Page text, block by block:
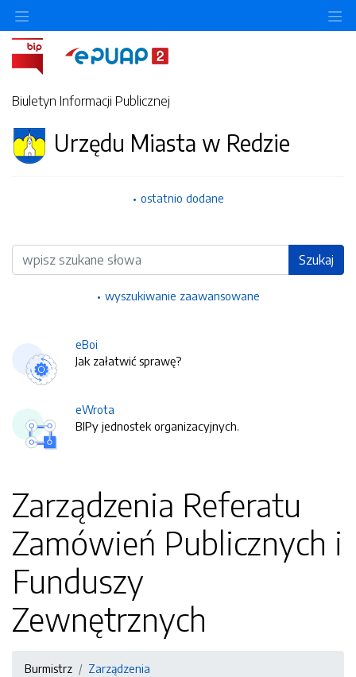
Biuletyn Informacji Publicznej
Urzędu Miasta w Redzie
ostatnio dodane
Wyszukiwarka Szukaj
wyszukiwanie zaawansowane
eBoi
Jak załatwić sprawę?
eWrota
BIPy jednostek organizacyjnych.
Zarządzenia Referatu
Zamówień Publicznych i
Funduszy
Zewnętrznych
Burmistrz
Zarządzenia